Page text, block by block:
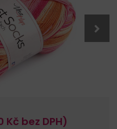
Kč bez DPH)